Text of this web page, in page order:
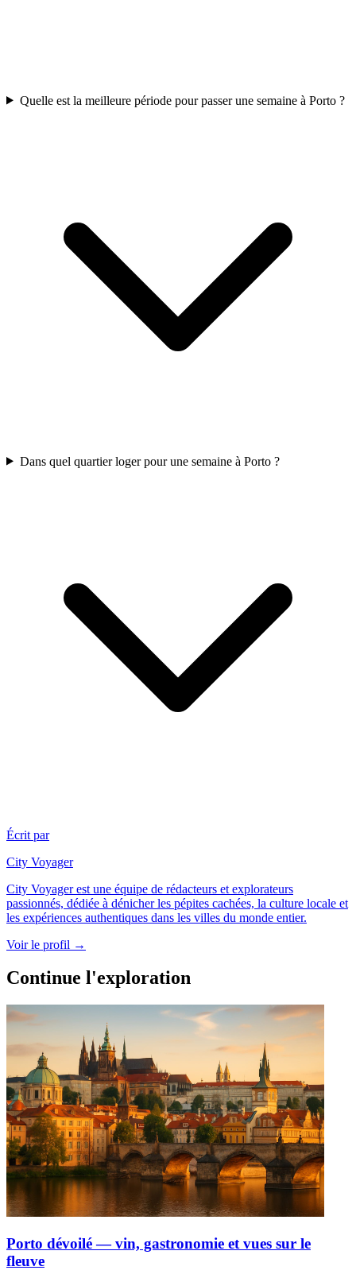
Quelle est la meilleure période pour passer une semaine à Porto ?
Dans quel quartier loger pour une semaine à Porto ?
Écrit par
City Voyager
City Voyager est une équipe de rédacteurs et explorateurs
passionnés, dédiée à dénicher les pépites cachées, la culture locale et
les expériences authentiques dans les villes du monde entier.
Voir le profil →
Continue l'exploration
Porto dévoilé — vin, gastronomie et vues sur le
fleuve